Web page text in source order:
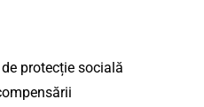
protecție socială